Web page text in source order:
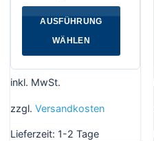
AUSFÜHRUNG
WÄHLEN
Produkt
mehrere
auf.
inkl. MwSt.
zzgl. Versandkosten
Lieferzeit: 1-2 Tage